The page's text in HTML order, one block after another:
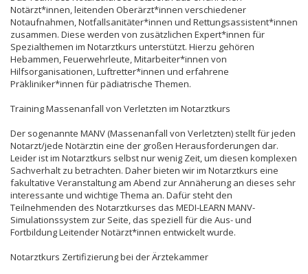
Notärzt*innen, leitenden Oberärzt*innen verschiedener
Notaufnahmen, Notfallsanitäter*innen und Rettungsassistent*innen
zusammen. Diese werden von zusätzlichen Expert*innen für
Spezialthemen im Notarztkurs unterstützt. Hierzu gehören
Hebammen, Feuerwehrleute, Mitarbeiter*innen von
Hilfsorganisationen, Luftretter*innen und erfahrene
Präkliniker*innen für pädiatrische Themen.
Training Massenanfall von Verletzten im Notarztkurs
Der sogenannte MANV (Massenanfall von Verletzten) stellt für jeden
Notarzt/jede Notärztin eine der großen Herausforderungen dar.
Leider ist im Notarztkurs selbst nur wenig Zeit, um diesen komplexen
Sachverhalt zu betrachten. Daher bieten wir im Notarztkurs eine
fakultative Veranstaltung am Abend zur Annäherung an dieses sehr
interessante und wichtige Thema an. Dafür steht den
Teilnehmenden des Notarztkurses das MEDI-LEARN MANV-
Simulationssystem zur Seite, das speziell für die Aus- und
Fortbildung Leitender Notärzt*innen entwickelt wurde.
Notarztkurs Zertifizierung bei der Ärztekammer